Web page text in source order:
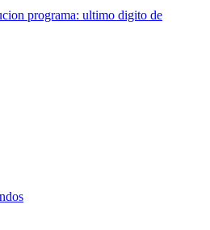
programa: ultimo digito de